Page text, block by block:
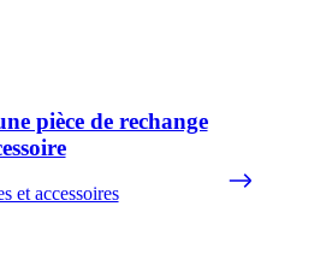
pièce de rechange
et accessoires